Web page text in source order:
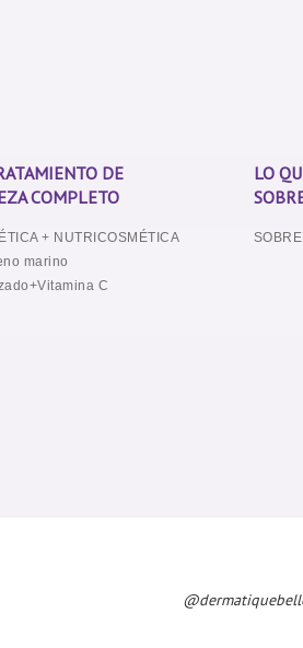
DE
COMPLETO
+ NUTRICOSMÉTICA
marino
C
LO